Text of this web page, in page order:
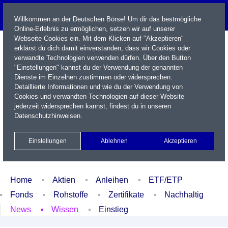
Name / WKN / ISIN / Kürzel
Xetra Realtime
Watchlist Portfolio Login
Home Aktien Anleihen
ETF/ETP
Fonds
Rohstoffe Zertifikate
Nachhaltig
News
Wissen Einstieg
Willkommen an der Deutschen Börse! Um dir das bestmögliche
Online-Erlebnis zu ermöglichen, setzen wir auf unserer
Webseite Cookies ein. Mit dem Klicken auf "Akzeptieren"
erklärst du dich damit einverstanden, dass wir Cookies oder
verwandte Technologien verwenden dürfen. Über den Button
"Einstellungen" kannst du der Verwendung der genannten
Dienste im Einzelnen zustimmen oder widersprechen.
Detaillierte Informationen und wie du der Verwendung von
Cookies und verwandten Technologien auf dieser Website
jederzeit widersprechen kannst, findest du in unseren
Datenschutzhinweisen.
Einstellungen Ablehnen Akzeptieren